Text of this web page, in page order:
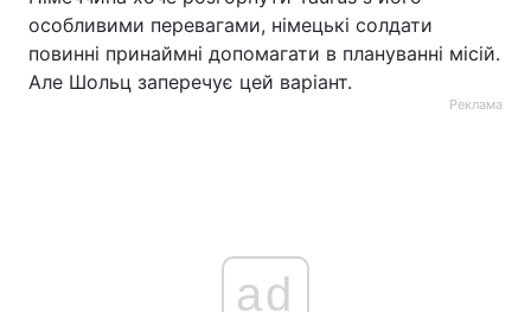
особливими перевагами, німецькі солдати
повинні принаймні допомагати в плануванні місій.
Але Шольц заперечує цей варіант.
Реклама
ad